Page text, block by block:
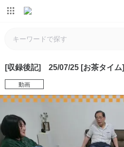
[収録後記] 25/07/25 [お茶タイム]
動画